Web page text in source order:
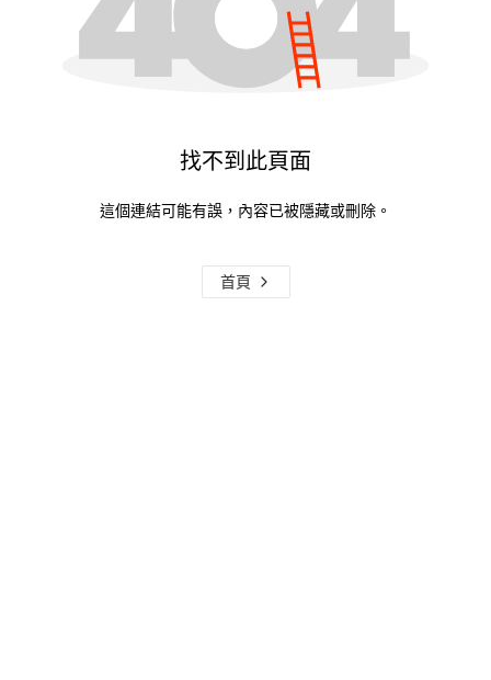
找不到此頁面
這個連結可能有誤，內容已被隱藏或刪除。
首頁